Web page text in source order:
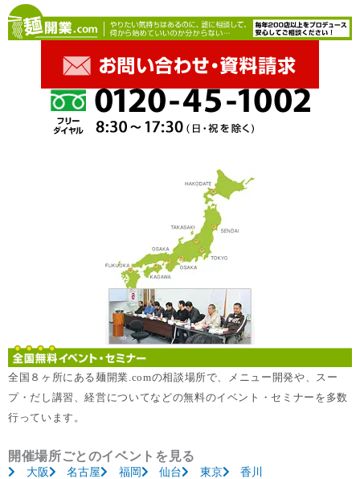
全国８ヶ所にある麺開業.comの相談場所で、メニュー開発や、スー
プ・だし講習、経営についてなどの無料のイベント・セミナーを多数
行っています。
開催場所ごとのイベントを見る
大阪 名古屋 福岡 仙台 東京 香川